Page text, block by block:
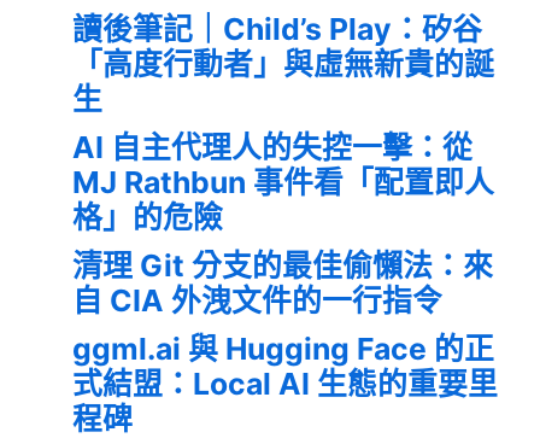
讀後筆記｜Child’s Play：矽谷
「高度行動者」與虛無新貴的誕
生
AI 自主代理人的失控一擊：從
MJ Rathbun 事件看「配置即人
格」的危險
清理 Git 分支的最佳偷懶法：來
自 CIA 外洩文件的一行指令
ggml.ai 與 Hugging Face 的正
式結盟：Local AI 生態的重要里
程碑